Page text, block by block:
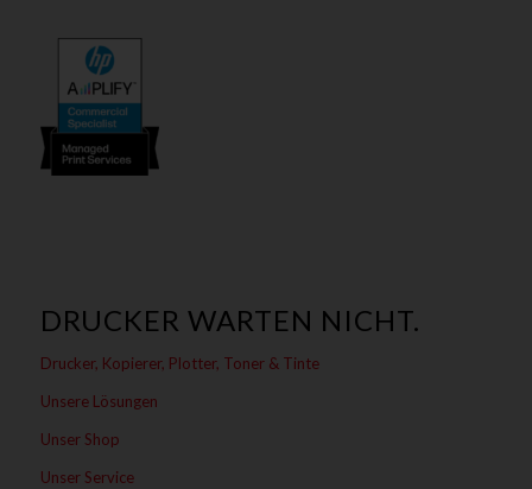
DRUCKER WARTEN NICHT.
Drucker, Kopierer, Plotter, Toner & Tinte
Unsere Lösungen
Unser Shop
Unser Service